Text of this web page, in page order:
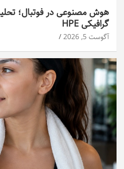
هوش مصنوعی در فوتبال؛
گرافیکی HPE
آگوست 5, 2026